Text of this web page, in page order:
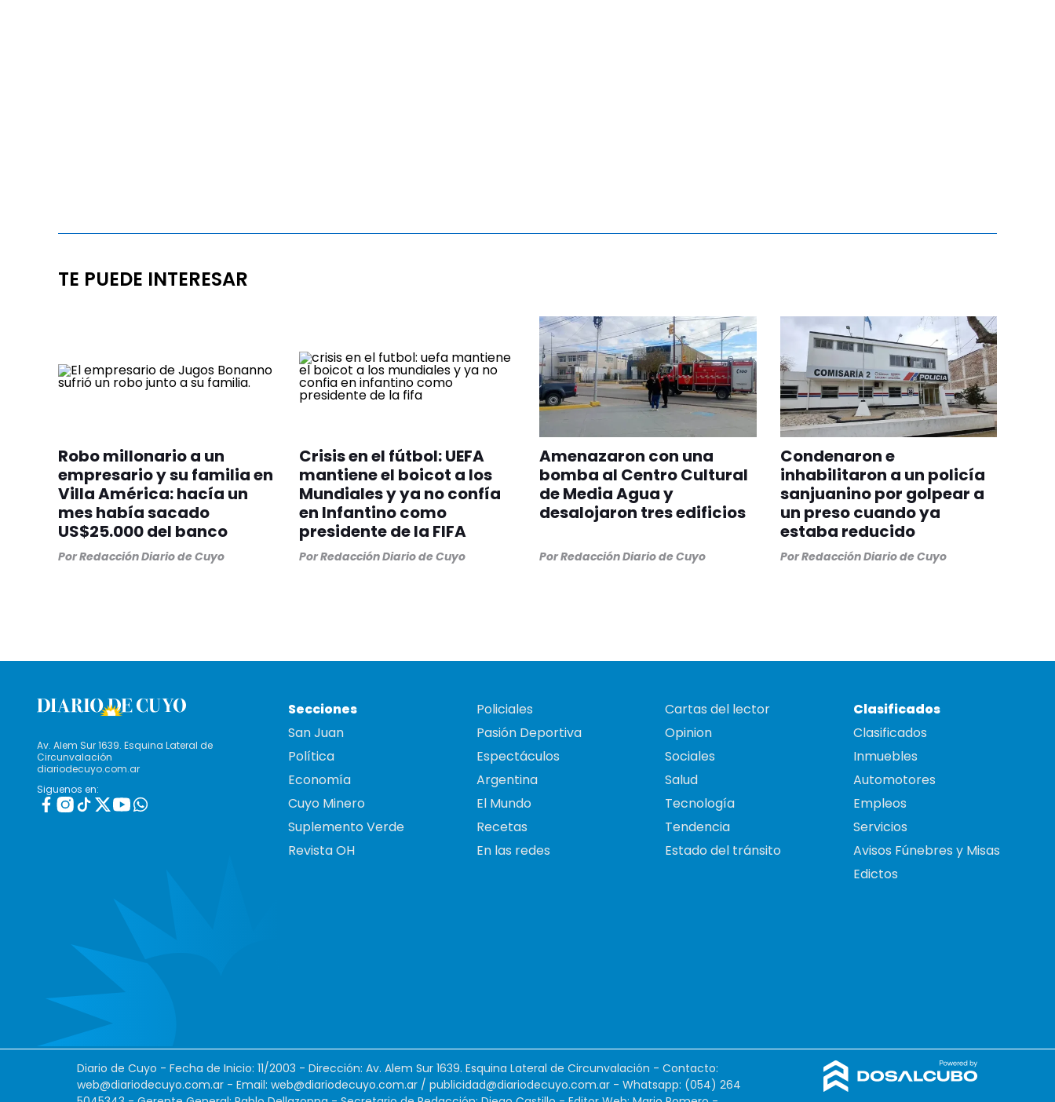
TE PUEDE INTERESAR
Robo millonario a un
empresario y su familia en
Villa América: hacía un
mes había sacado
US$25.000 del banco
PorRedacción Diario de Cuyo
Crisis en el fútbol: UEFA
mantiene el boicot a los
Mundiales y ya no confía
en Infantino como
presidente de la FIFA
PorRedacción Diario de Cuyo
Amenazaron con una
bomba al Centro Cultural
de Media Agua y
desalojaron tres edificios
PorRedacción Diario de Cuyo
Condenaron e
inhabilitaron a un policía
sanjuanino por golpear a
un preso cuando ya
estaba reducido
PorRedacción Diario de Cuyo
Av. Alem Sur 1639. Esquina Lateral de
Circunvalación
diariodecuyo.com.ar
Siguenos en:
Secciones
San Juan
Política
Economía
Cuyo Minero
Suplemento Verde
Revista OH
Policiales
Pasión Deportiva
Espectáculos
Argentina
El Mundo
Recetas
En las redes
Cartas del lector
Opinion
Sociales
Salud
Tecnología
Tendencia
Estado del tránsito
Clasificados
Clasificados
Inmuebles
Automotores
Empleos
Servicios
Avisos Fúnebres y Misas
Edictos
Diario de Cuyo - Fecha de Inicio: 11/2003 - Dirección: Av. Alem Sur 1639. Esquina Lateral de Circunvalación - Contacto:
web@diariodecuyo.com.ar - Email: web@diariodecuyo.com.ar / publicidad@diariodecuyo.com.ar - Whatsapp: (054) 264